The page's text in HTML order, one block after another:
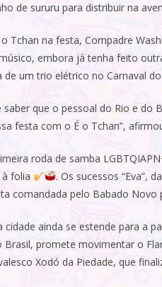
de sururu para distribuir na
Tchan na festa, Compadre
embora já tenha feito
de um trio elétrico no Carnaval
que o pessoal do Rio e do
festa com o É o Tchan”,
roda de samba
folia
. Os sucessos “Eva”,
comandada pelo Babado Novo
cidade ainda se estende para a
Brasil, promete movimentar o
Xodó da Piedade, que